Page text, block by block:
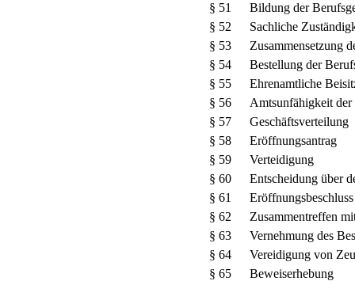
§ 51
Bildung der
§ 52
Sachliche
§ 53
Zusammensetzung
§ 54
Bestellung der
§ 55
Ehrenamtliche
§ 56
Amtsunfähigkeit der
§ 57
Geschäftsverteilung
§ 58
Eröffnungsantrag
§ 59
Verteidigung
§ 60
Entscheidung über
§ 61
Eröffnungsbeschluss
§ 62
Zusammentreffen
§ 63
Vernehmung des
§ 64
Vereidigung von
§ 65
Beweiserhebung